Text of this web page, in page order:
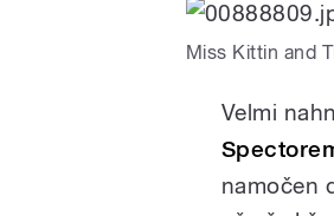
Miss Kittin and
Velmi
namočen